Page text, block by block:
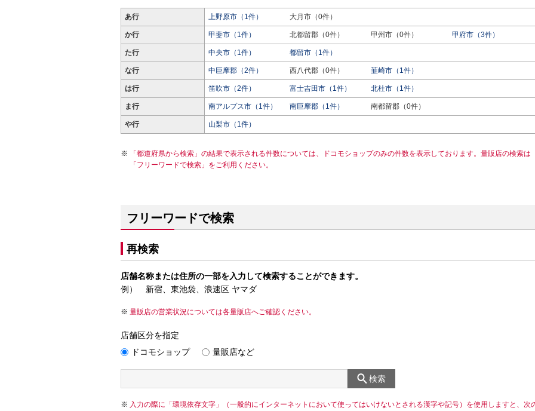
あ行 上野原市（1件） 大月市（0件）
か行 甲斐市（1件） 北都留郡（0件） 甲州市（0件） 甲府市（3件）
た行 中央市（1件） 都留市（1件）
な行 中巨摩郡（2件） 西八代郡（0件） 韮崎市（1件）
は行 笛吹市（2件） 富士吉田市（1件） 北杜市（1件）
ま行 南アルプス市（1件） 南巨摩郡（1件） 南都留郡（0件）
や行 山梨市（1件）
「都道府県から検索」の結果で表示される件数については、ドコモショップのみの件数を表示しております。量販店の検索は
「フリーワードで検索」をご利用ください。
フリーワードで検索
再検索
店舗名称または住所の一部を入力して検索することができます。
例） 新宿、東池袋、浪速区 ヤマダ
量販店の営業状況については各量販店へご確認ください。
店舗区分を指定
ドコモショップ
量販店など
検索
入力の際に「環境依存文字」（一般的にインターネットにおいて使ってはいけないとされる漢字や記号）を使用しますと、次